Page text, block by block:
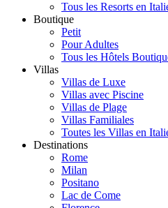
Tous les Resorts en
Boutique
Petit
Pour Adultes
Tous les Hôtels
Villas
Villas de Luxe
Villas avec Piscine
Villas de Plage
Villas Familiales
Toutes les Villas en
Destinations
Rome
Milan
Positano
Lac de Come